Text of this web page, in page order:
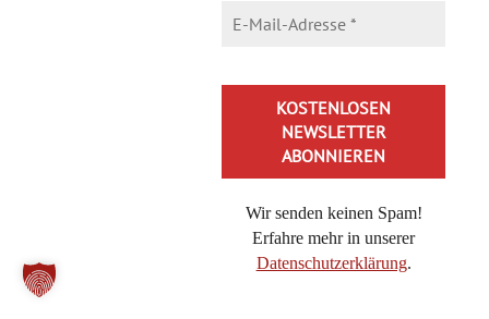
Wir senden keinen Spam!
Erfahre mehr in unserer
Datenschutzerklärung.
riesig und danke für das Feedback!
Liebe Miho,